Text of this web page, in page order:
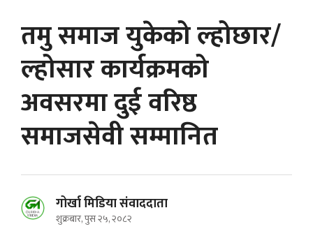
तमु समाज युकेको ल्होछार/
ल्होसार कार्यक्रमको
अवसरमा दुई वरिष्ठ
समाजसेवी सम्मानित
गोर्खा मिडिया संवाददाता
शुक्रबार, पुस २५, २०८२